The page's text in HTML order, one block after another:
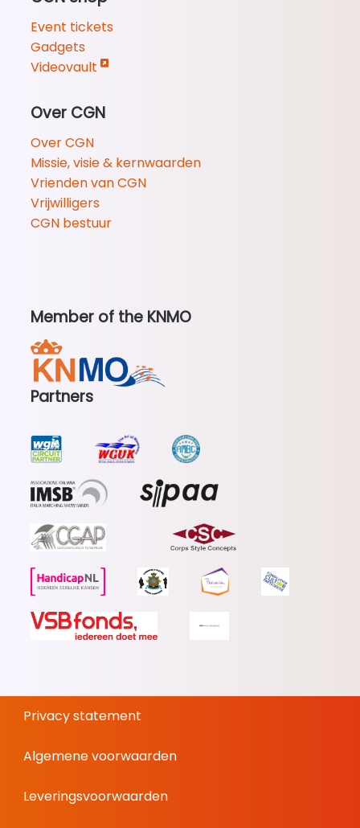
Event tickets
Gadgets
Videovault
Over CGN
Over CGN
Missie, visie & kernwaarden
Vrienden van CGN
Vrijwilligers
CGN bestuur
Member of the KNMO
Partners
Privacy statement
Algemene voorwaarden
Leveringsvoorwaarden